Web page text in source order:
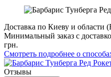
Доставка по Киеву и области
Минимальный заказ с
грн.
Смотреть подробнее о
Отзывы